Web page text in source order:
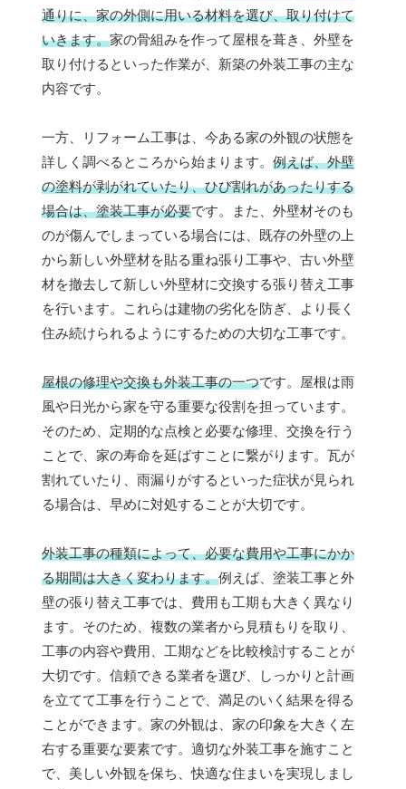
通りに、家の外側に用いる材料を選び、取り付けて
いきます。家の骨組みを作って屋根を葺き、外壁を
取り付けるといった作業が、新築の外装工事の主な
内容です。
一方、リフォーム工事は、今ある家の外観の状態を
詳しく調べるところから始まります。 例えば、外壁
の塗料が剥がれていたり、ひび割れがあったりする
場合は、塗装工事が必要です。また、外壁材そのも
のが傷んでしまっている場合には、既存の外壁の上
から新しい外壁材を貼る重ね張り工事や、古い外壁
材を撤去して新しい外壁材に交換する張り替え工事
を行います。これらは建物の劣化を防ぎ、より長く
住み続けられるようにするための大切な工事です。
屋根の修理や交換も外装工事の一つです。屋根は雨
風や日光から家を守る重要な役割を担っています。
そのため、定期的な点検と必要な修理、交換を行う
ことで、家の寿命を延ばすことに繋がります。瓦が
割れていたり、雨漏りがするといった症状が見られ
る場合は、早めに対処することが大切です。
外装工事の種類によって、必要な費用や工事にかか
る期間は大きく変わります。例えば、塗装工事と外
壁の張り替え工事では、費用も工期も大きく異なり
ます。そのため、複数の業者から見積もりを取り、
工事の内容や費用、工期などを比較検討することが
大切です。信頼できる業者を選び、しっかりと計画
を立てて工事を行うことで、満足のいく結果を得る
ことができます。家の外観は、家の印象を大きく左
右する重要な要素です。適切な外装工事を施すこと
で、美しい外観を保ち、快適な住まいを実現しまし